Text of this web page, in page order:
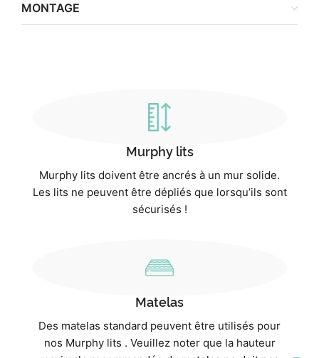
MONTAGE
Murphy lits
Murphy lits doivent être ancrés à un mur solide.
Les lits ne peuvent être dépliés que lorsqu’ils sont
sécurisés !
Matelas
Des matelas standard peuvent être utilisés pour
nos Murphy lits . Veuillez noter que la hauteur